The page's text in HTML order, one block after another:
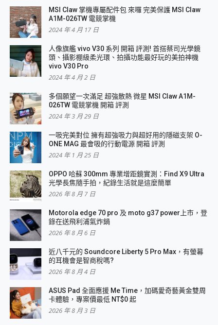
MSI Claw 掌機專屬配件包 來囉 完美保護 MSI Claw
A1M-026TW 電競掌機
2024 年 4 月 17 日
人像旗艦 vivo V30 系列 開箱 評測! 首搭蔡司光學鏡
頭、攝影棚級柔光環、拍攝功能最好玩的美拍神機
vivo V30 Pro
2024 年 4 月 2 日
多個願望一次滿足 超強散熱 微星 MSI Claw A1M-
026TW 電競掌機 開箱 評測
2024 年 3 月 29 日
一吸完美對位 擁有超強吸力與超好用的隱磁支架 O-
ONE MAG 最會吸的行動電源 開箱 評測
2024 年 1 月 25 日
OPPO 哈蘇 300mm 專業增距鏡實測：Find X9 Ultra
光學長焦隨手拍，紀錄生活就是這麼簡單
2026 年 8 月 7 日
Motorola edge 70 pro 及 moto g37 power上市，登
錄在送飛利浦氣炸鍋
2026 年 8 月 6 日
近八千元的 Soundcore Liberty 5 Pro Max，有螢幕
的耳機會是智商稅嗎?
2026 年 8 月 4 日
ASUS Pad 全面應援 Me Time，加碼愛奇藝黃金雙周
卡體驗，專案價最低 NT$0 起
2026 年 8 月 3 日